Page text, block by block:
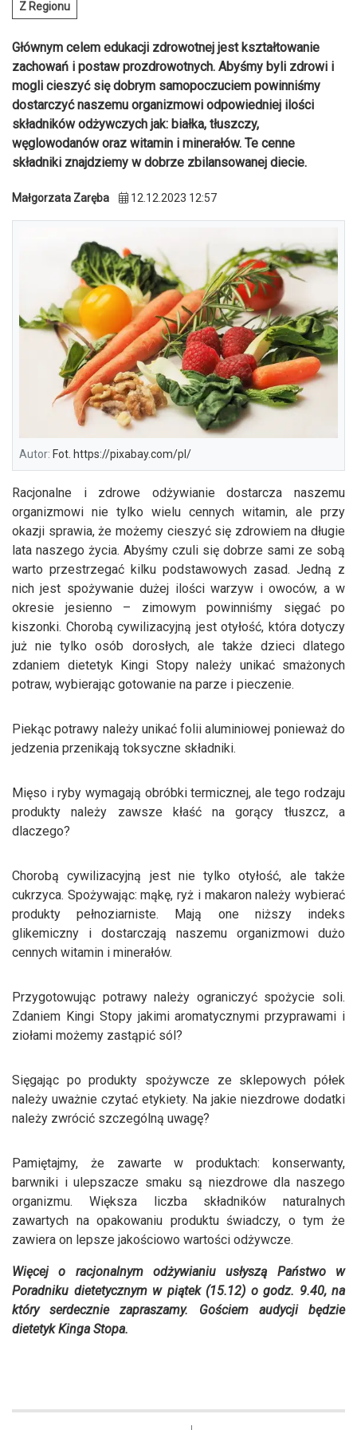
Z Regionu
Głównym celem edukacji zdrowotnej jest kształtowanie
zachowań i postaw prozdrowotnych. Abyśmy byli zdrowi i
mogli cieszyć się dobrym samopoczuciem powinniśmy
dostarczyć naszemu organizmowi odpowiedniej ilości
składników odżywczych jak: białka, tłuszczy,
węglowodanów oraz witamin i minerałów. Te cenne
składniki znajdziemy w dobrze zbilansowanej diecie.
Małgorzata Zaręba 12.12.2023 12:57
Autor: Fot. https://pixabay.com/pl/
Racjonalne i zdrowe odżywianie dostarcza naszemu
organizmowi nie tylko wielu cennych witamin, ale przy
okazji sprawia, że możemy cieszyć się zdrowiem na długie
lata naszego życia. Abyśmy czuli się dobrze sami ze sobą
warto przestrzegać kilku podstawowych zasad. Jedną z
nich jest spożywanie dużej ilości warzyw i owoców, a w
okresie jesienno – zimowym powinniśmy sięgać po
kiszonki. Chorobą cywilizacyjną jest otyłość, która dotyczy
już nie tylko osób dorosłych, ale także dzieci dlatego
zdaniem dietetyk Kingi Stopy należy unikać smażonych
potraw, wybierając gotowanie na parze i pieczenie.
Piekąc potrawy należy unikać folii aluminiowej ponieważ do
jedzenia przenikają toksyczne składniki.
Mięso i ryby wymagają obróbki termicznej, ale tego rodzaju
produkty należy zawsze kłaść na gorący tłuszcz, a
dlaczego?
Chorobą cywilizacyjną jest nie tylko otyłość, ale także
cukrzyca. Spożywając: mąkę, ryż i makaron należy wybierać
produkty pełnoziarniste. Mają one niższy indeks
glikemiczny i dostarczają naszemu organizmowi dużo
cennych witamin i minerałów.
Przygotowując potrawy należy ograniczyć spożycie soli.
Zdaniem Kingi Stopy jakimi aromatycznymi przyprawami i
ziołami możemy zastąpić sól?
Sięgając po produkty spożywcze ze sklepowych półek
należy uważnie czytać etykiety. Na jakie niezdrowe dodatki
należy zwrócić szczególną uwagę?
Pamiętajmy, że zawarte w produktach: konserwanty,
barwniki i ulepszacze smaku są niezdrowe dla naszego
organizmu. Większa liczba składników naturalnych
zawartych na opakowaniu produktu świadczy, o tym że
zawiera on lepsze jakościowo wartości odżywcze.
Więcej o racjonalnym odżywianiu usłyszą Państwo w
Poradniku dietetycznym w piątek (15.12) o godz. 9.40, na
który serdecznie zapraszamy. Gościem audycji będzie
dietetyk Kinga Stopa.